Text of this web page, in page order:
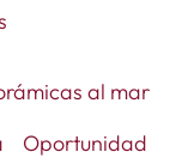
al mar
Oportunidad